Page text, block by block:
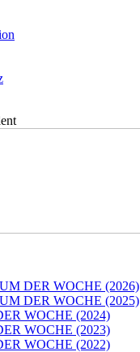
DER WOCHE (2026)
DER WOCHE (2025)
WOCHE (2024)
WOCHE (2023)
WOCHE (2022)